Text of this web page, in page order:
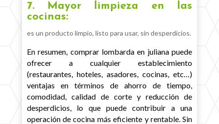
7. Mayor limpieza en las
cocinas:
es un producto limpio, listo para usar, sin desperdicios.
En resumen, comprar lombarda en juliana puede
ofrecer a cualquier establecimiento
(restaurantes, hoteles, asadores, cocinas, etc…)
ventajas en términos de ahorro de tiempo,
comodidad, calidad de corte y reducción de
desperdicios, lo que puede contribuir a una
operación de cocina más eficiente y rentable. Sin